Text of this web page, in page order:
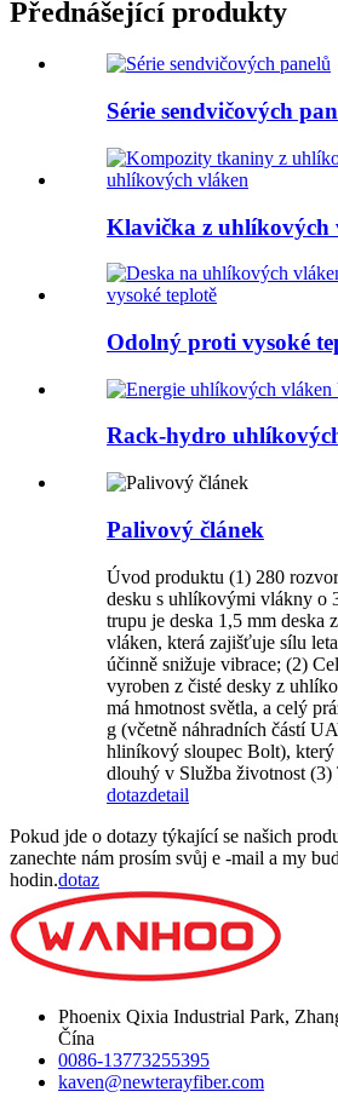
Přednášející produkty
Série sendvičových
Klavička z uhlíkových
Odolný proti vysoké
Rack-hydro
Palivový článek
Úvod produktu (1) 280
desku s uhlíkovými vlákny o
trupu je deska 1,5 mm deska
vláken, která zajišťuje sílu
účinně snižuje vibrace; (2)
vyroben z čisté desky z
má hmotnost světla, a celý
g (včetně náhradních částí
hliníkový sloupec Bolt), který
dlouhý v Služba životnost (3)
dotazdetail
Pokud jde o dotazy týkající se našich
zanechte nám prosím svůj e -mail a my
hodin.dotaz
Phoenix Qixia Industrial Park,
Čína
0086-13773255395
kaven@newterayfiber.com